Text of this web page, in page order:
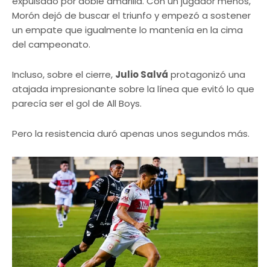
Morón dejó de buscar el triunfo y empezó a sostener
un empate que igualmente lo mantenía en la cima
del campeonato.
Incluso, sobre el cierre, Julio Salvá protagonizó una
atajada impresionante sobre la línea que evitó lo que
parecía ser el gol de All Boys.
Pero la resistencia duró apenas unos segundos más.